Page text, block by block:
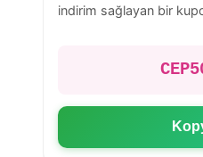
indirim sağlayan bir